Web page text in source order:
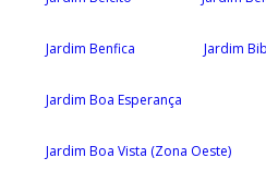
Jardim Benfica Jardim
Jardim Boa Esperança
Jardim Boa Vista (Zona Oeste)